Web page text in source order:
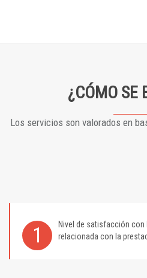
¿CÓMO SE
Los servicios son valorados en
1 Nivel de satisfacción con
relacionada con la